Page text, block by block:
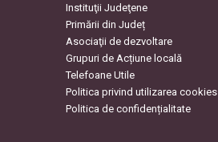
Instituţii Judeţene
Primării din Județ
Asociaţii de dezvoltare
Grupuri de Acțiune locală
Telefoane Utile
Politica privind utilizarea cookies
Politica de confidențialitate